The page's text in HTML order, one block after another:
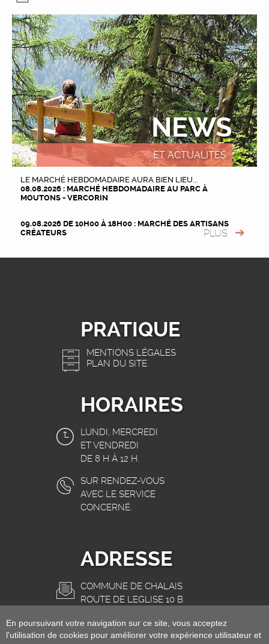
NEWS
ET ACTUALITÉS
LE MARCHÉ HEBDOMADAIRE AURA BIEN LIEU...
08.08.2026 : MARCHÉ HEBDOMADAIRE AU PARC À
MOUTONS - VERCORIN
09.08.2026 DE 10H00 À 18H00 : MARCHÉ DES ARTISANS
CRÉATEURS
PLUS
PRATIQUE
MENTIONS LÉGALES
PLAN DU SITE
HORAIRES
LUNDI, MERCREDI
ET VENDREDI
DE 8 H À 12 H.
SUR RENDEZ-VOUS
AVEC LE SERVICE
CONCERNÉ.
ADRESSE
COMMUNE DE CHALAIS
ROUTE DE L'EGLISE 10 B
INFO@CHALAIS.CH
En poursuivant votre navigation sur ce site, vous acceptez
l'utilisation de cookies pour améliorer votre expérience utilisateur et